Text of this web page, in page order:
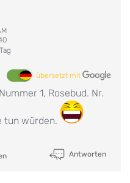
übersetzt mit
1, Rosebud. Nr.
tun würden.
Antworten